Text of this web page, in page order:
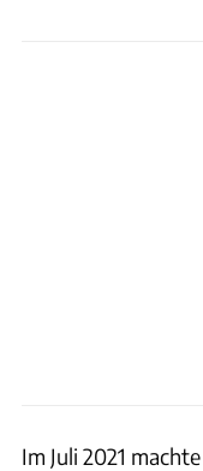
Im Juli 2021